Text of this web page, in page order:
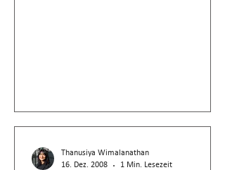
Thanusiya Wimalanathan
16. Dez. 2008
1 Min. Lesezeit